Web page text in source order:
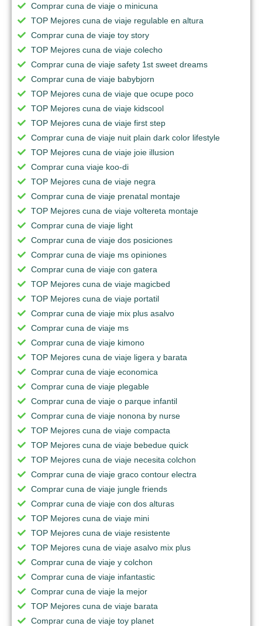
Comprar cuna de viaje o minicuna
TOP Mejores cuna de viaje regulable en altura
Comprar cuna de viaje toy story
TOP Mejores cuna de viaje colecho
Comprar cuna de viaje safety 1st sweet dreams
Comprar cuna de viaje babybjorn
TOP Mejores cuna de viaje que ocupe poco
TOP Mejores cuna de viaje kidscool
TOP Mejores cuna de viaje first step
Comprar cuna de viaje nuit plain dark color lifestyle
TOP Mejores cuna de viaje joie illusion
Comprar cuna viaje koo-di
TOP Mejores cuna de viaje negra
Comprar cuna de viaje prenatal montaje
TOP Mejores cuna de viaje voltereta montaje
Comprar cuna de viaje light
Comprar cuna de viaje dos posiciones
Comprar cuna de viaje ms opiniones
Comprar cuna de viaje con gatera
TOP Mejores cuna de viaje magicbed
TOP Mejores cuna de viaje portatil
Comprar cuna de viaje mix plus asalvo
Comprar cuna de viaje ms
Comprar cuna de viaje kimono
TOP Mejores cuna de viaje ligera y barata
Comprar cuna de viaje economica
Comprar cuna de viaje plegable
Comprar cuna de viaje o parque infantil
Comprar cuna de viaje nonona by nurse
TOP Mejores cuna de viaje compacta
TOP Mejores cuna de viaje bebedue quick
TOP Mejores cuna de viaje necesita colchon
Comprar cuna de viaje graco contour electra
Comprar cuna de viaje jungle friends
Comprar cuna de viaje con dos alturas
TOP Mejores cuna de viaje mini
TOP Mejores cuna de viaje resistente
TOP Mejores cuna de viaje asalvo mix plus
Comprar cuna de viaje y colchon
Comprar cuna de viaje infantastic
Comprar cuna de viaje la mejor
TOP Mejores cuna de viaje barata
Comprar cuna de viaje toy planet